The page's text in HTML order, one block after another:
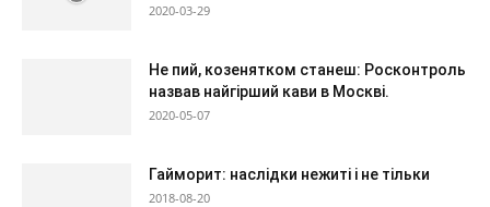
2020-03-29
Не пий, козенятком станеш: Росконтроль
назвав найгірший кави в Москві.
2020-05-07
Гайморит: наслідки нежиті і не тільки
2018-08-20